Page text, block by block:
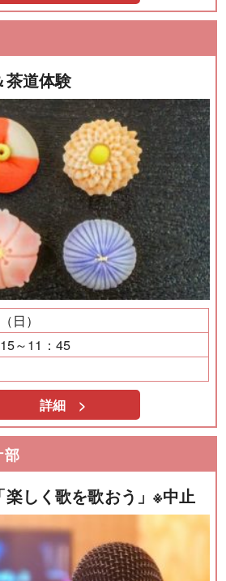
茶道体験
日）
～11：45
詳細 >
部
楽しく歌を歌おう」※中止